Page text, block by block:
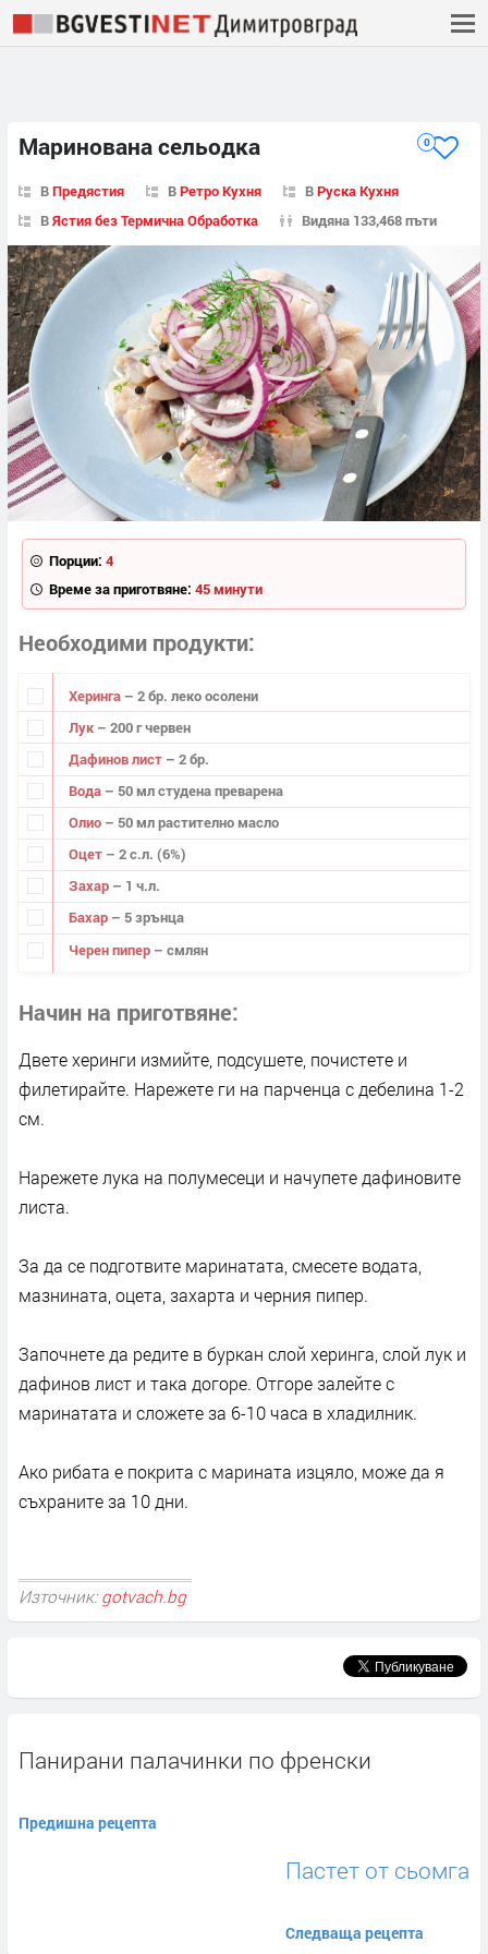
Маринована сельодка 0
ВПредястия ВРетро Кухня ВРуска Кухня
ВЯстия без Термична Обработка Видяна 133,468 пъти
Порции: 4
Време за приготвяне: 45 минути
Необходими продукти
Херинга – 2 бр. леко осолени
Лук – 200 г червен
Дафинов лист – 2 бр.
Вода – 50 мл студена преварена
Олио – 50 мл растително масло
Оцет – 2 с.л. (6%)
Захар – 1 ч.л.
Бахар – 5 зрънца
Черен пипер – смлян
Начин на приготвяне
Двете херинги измийте, подсушете, почистете и
филетирайте. Нарежете ги на парченца с дебелина 1-2
см.
Нарежете лука на полумесеци и начупете дафиновите
листа.
За да се подготвите маринатата, смесете водата,
мазнината, оцета, захарта и черния пипер.
Започнете да редите в буркан слой херинга, слой лук и
дафинов лист и така догоре. Отгоре залейте с
маринатата и сложете за 6-10 часа в хладилник.
Ако рибата е покрита с марината изцяло, може да я
съхраните за 10 дни.
Източник: gotvach.bg
Панирани палачинки по френски
Предишна рецепта
Пастет от сьомга
Следваща рецепта